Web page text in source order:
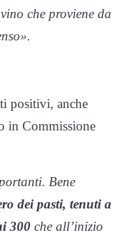
che proviene da
positivi, anche
in Commissione
Bene
dei pasti, tenuti a
300 che all’inizio